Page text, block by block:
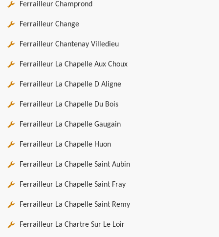
Ferrailleur Champrond
Ferrailleur Change
Ferrailleur Chantenay Villedieu
Ferrailleur La Chapelle Aux Choux
Ferrailleur La Chapelle D Aligne
Ferrailleur La Chapelle Du Bois
Ferrailleur La Chapelle Gaugain
Ferrailleur La Chapelle Huon
Ferrailleur La Chapelle Saint Aubin
Ferrailleur La Chapelle Saint Fray
Ferrailleur La Chapelle Saint Remy
Ferrailleur La Chartre Sur Le Loir